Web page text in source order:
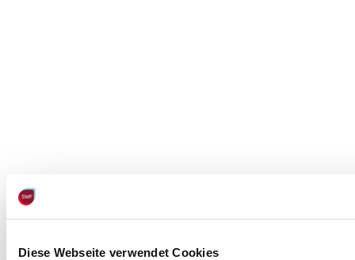
Diese Webseite verwendet Cookies